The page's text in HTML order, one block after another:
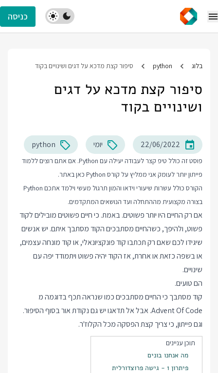
כניסה
בלוג python סיפור קצת מדכא על דגים ושינויים בקוד
סיפור קצת מדכא על דגים
ושינויים בקוד
22/06/2022 יומי python
פוסט זה כולל טיפ קצר לעבודה יעילה עם Python. אם אתם רוצים ללמוד
פייתון יותר לעומק אני ממליץ על קורס Python
כאן באתר.
הקורס כולל עשרות שיעורי וידאו והמון תרגול מעשי וילמד אתכם Python
בצורה מקצועית מההתחלה ועד הנושאים המתקדמים.
אם רק החיים היו יותר פשוטים. באמת. כי חיים פשוטים מובילים לקוד
פשוט, ולהיפך, כשהחיים מסתבכים הקוד מסתבך איתם. יש אנשים
שיגידו לכם שאם רק תכתבו קוד פונקציונאלי, או קוד מונחה עצמים,
או בשפה כזאת או אחרת, אז הקוד יהיה פשוט ויתמודד יפה עם
שינויים.
הם טועים.
קוד מסתבך כי החיים מסתבכים כמו שנראה תכף בדוגמה מ
Advent Of Code. אבל אל תדאגו יש גם נקודת אור בסוף הסיפור.
וגם פייתון, כי צריך קצת הפסקה מכל הקלוז'ר.
תוכן עניינים
מה אנחנו בונים
פיתרון 1 - גישה פרוצדורלית